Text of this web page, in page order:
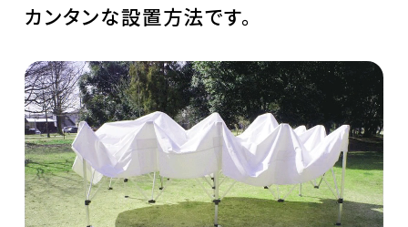
カンタンな設置方法です。